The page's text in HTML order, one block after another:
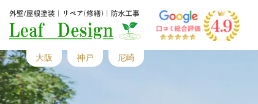
大阪 神戸 尼崎